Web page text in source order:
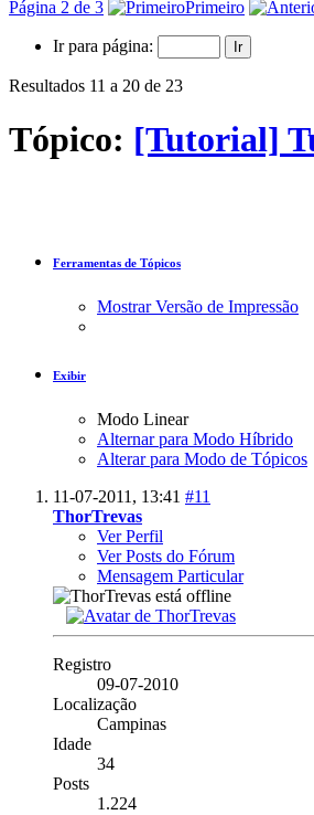
Página 2 de 3 Primeiro
Ir para página:
Resultados 11 a 20 de 23
Tópico: [Tutorial]
Ferramentas de Tópicos
Mostrar Versão de Impressão
Exibir
Modo Linear
Alternar para Modo Híbrido
Alterar para Modo de Tópicos
11-07-2011, 13:41 #11
ThorTrevas
Ver Perfil
Ver Posts do Fórum
Mensagem Particular
Registro
09-07-2010
Localização
Campinas
Idade
34
Posts
1.224